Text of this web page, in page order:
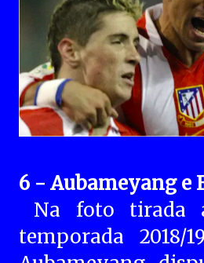
6 - Aubameyang e
Na foto tirada
temporada 2018/